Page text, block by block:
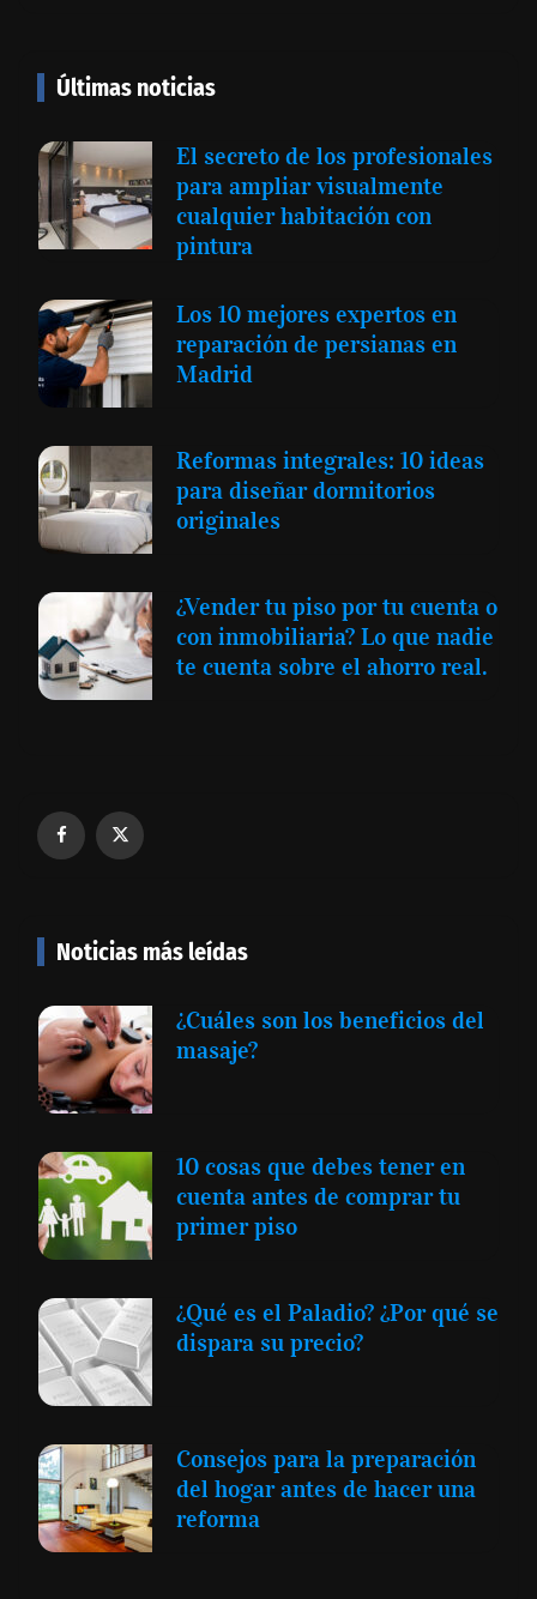
Últimas noticias
El secreto de los profesionales
para ampliar visualmente
cualquier habitación con
pintura
Los 10 mejores expertos en
reparación de persianas en
Madrid
Reformas integrales: 10 ideas
para diseñar dormitorios
originales
¿Vender tu piso por tu cuenta o
con inmobiliaria? Lo que nadie
te cuenta sobre el ahorro real.
Noticias más leídas
¿Cuáles son los beneficios del
masaje?
10 cosas que debes tener en
cuenta antes de comprar tu
primer piso
¿Qué es el Paladio? ¿Por qué se
dispara su precio?
Consejos para la preparación
del hogar antes de hacer una
reforma